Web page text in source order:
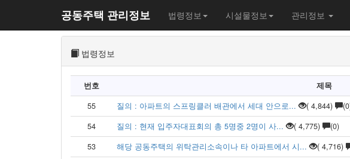
공동주택 관리정보 법령정보 시설물정보 관리정보
법령정보
번호 제목
55
질의 : 아파트의 스프링클러 배관에서 세대 안으로... ( 4,844)
54
질의 : 현재 입주자대표회의 총 5명중 2명이 사... ( 4,775) (0)
53
해당 공동주택의 위탁관리소속이나 타 아파트에서 시... ( 4,716)